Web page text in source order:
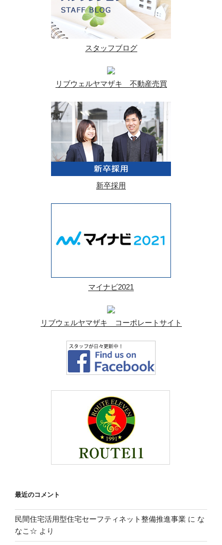
スタッフブログ
リブウェルヤマザキ 不動産売買
新卒採用
マイナビ2021
リブウェルヤマザキ コーポレートサイト
最近のコメント
民間住宅活用型住宅セーフティネット整備推進事業 に な
なこ☆ より